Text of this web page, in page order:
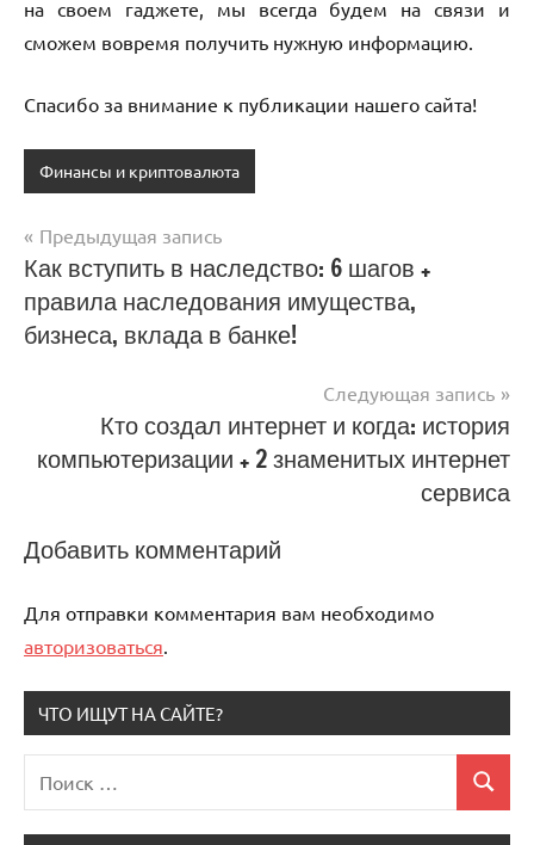
на своем гаджете, мы всегда будем на связи и
сможем вовремя получить нужную информацию.
Спасибо за внимание к публикации нашего сайта!
Финансы и криптовалюта
Навигация
по
записям
Предыдущая запись
Как вступить в наследство: 6 шагов +
правила наследования имущества,
бизнеса, вклада в банке!
Следующая запись
Кто создал интернет и когда: история
компьютеризации + 2 знаменитых интернет
сервиса
Добавить комментарий
Для отправки комментария вам необходимо
авторизоваться
ЧТО ИЩУТ НА САЙТЕ?
для:
Поиск